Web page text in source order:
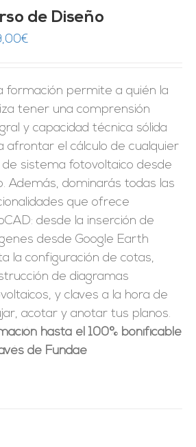
de Diseño
€
formación permite a quién la
tener una comprensión
y capacidad técnica sólida
afrontar el cálculo de cualquier
sistema fotovoltaico desde
Además, dominarás todas las
que ofrece
desde la inserción de
desde Google Earth
la configuración de cotas,
de diagramas
y claves a la hora de
acotar y anotar tus planos.
hasta el 100% bonificable
de Fundae